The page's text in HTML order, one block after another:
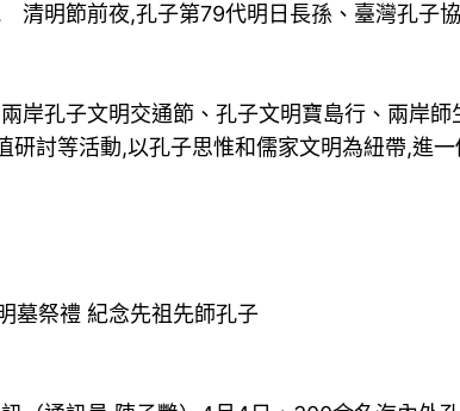
明節前夜,孔子第79代明日長孫、臺灣孔子
岸孔子文明交通節、孔子文明寶島行、兩岸
研討等活動,以孔子思惟和儒家文明為紐帶,進
墓祭禮 紀念先祖先師孔子